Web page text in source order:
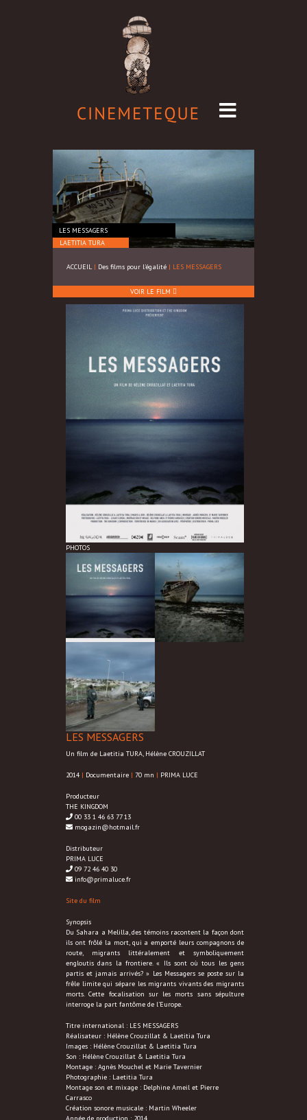
LES MESSAGERS
LAETITIA TURA
CROUZILLAT
ACCUEIL | Des films pour l'égalité | LES MESSAGERS
VOIR LE FILM
PHOTOS
LES MESSAGERS
Un film de Laetitia TURA, Hélène CROUZILLAT
2014 | Documentaire | 70 mn | PRIMA LUCE
Producteur
THE KINGDOM
00 33 1 46 63 77 13
mogazin@hotmail.fr
Distributeur
PRIMA LUCE
09 72 46 40 30
info@primaluce.fr
Site du film
Synopsis
Du Sahara a Melilla, des témoins racontent la façon dont
ils ont frôlé la mort, qui a emporté leurs compagnons de
route, migrants littéralement et symboliquement
engloutis dans la frontiere. « Ils sont où tous les gens
partis et jamais arrivés? » Les Messagers se poste sur la
frêle limite qui sépare les migrants vivants des migrants
morts. Cette focalisation sur les morts sans sépulture
interroge la part fantôme de l’Europe.
Titre international : LES MESSAGERS
Réalisateur : Hélène Crouzillat & Laetitia Tura
Images : Hélène Crouzillat & Laetitia Tura
Son : Hélène Crouzillat & Laetitia Tura
Montage : Agnès Mouchel et Marie Tavernier
Photographie : Laetitia Tura
Montage son et mixage : Delphine Ameil et Pierre
Carrasco
Création sonore musicale : Martin Wheeler
Année de production : 2014